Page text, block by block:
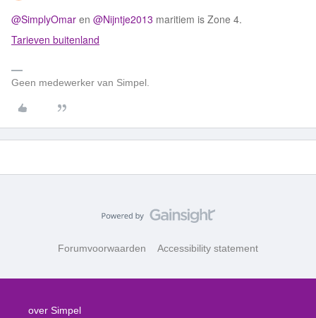
@SimplyOmar en @Nijntje2013 maritiem is Zone 4.
Tarieven buitenland
Geen medewerker van Simpel.
Forumvoorwaarden Accessibility statement
over Simpel